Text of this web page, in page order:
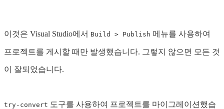
이것은 Visual Studio에서 Build > Publish 메뉴를 사용하여
프로젝트를 게시할 때만 발생했습니다. 그렇지 않으면 모든 것
이 잘되었습니다.
try-convert 도구를 사용하여 프로젝트를 마이그레이션했습